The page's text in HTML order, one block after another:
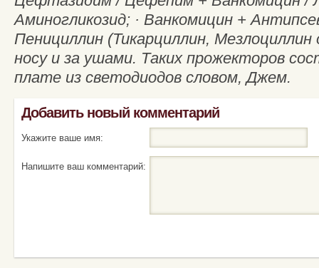
Аминогликозид; · Ванкомицин +
Пенициллин (Тикарциллин, Мезлоциллин
носу и за ушами. Таких прожекторов
плате из светодиодов словом, Джем.
Добавить новый комментарий
Укажите ваше имя:
Напишите ваш комментарий: